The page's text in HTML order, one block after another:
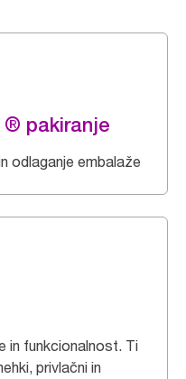
® pakiranje
odlaganje embalaže
in funkcionalnost. Ti
privlačni in